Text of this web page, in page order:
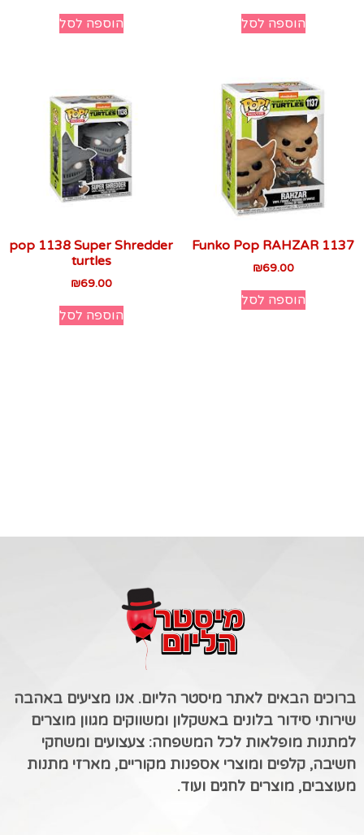
הוספה לסל הוספה לסל
Funko Pop RAHZAR 1137
₪69.00
הוספה לסל
pop 1138 Super Shredder
turtles
₪69.00
הוספה לסל
ברוכים הבאים לאתר מיסטר הליום. אנו מציעים באהבה
שירותי סידור בלונים באשקלון ומשווקים מגוון מוצרים
למתנות מופלאות לכל המשפחה: צעצועים ומשחקי
חשיבה, קלפים ומוצרי אספנות מקוריים, מארזי מתנות
מעוצבים, מוצרים לחגים ועוד.